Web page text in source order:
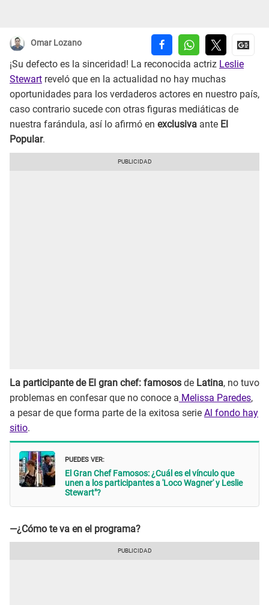
Omar Lozano
¡Su defecto es la sinceridad! La reconocida actriz Leslie
Stewart reveló que en la actualidad no hay muchas
oportunidades para los verdaderos actores en nuestro país,
caso contrario sucede con otras figuras mediáticas de
nuestra farándula, así lo afirmó en exclusiva ante El
Popular.
La participante de El gran chef: famosos de Latina, no tuvo
problemas en confesar que no conoce a Melissa Paredes,
a pesar de que forma parte de la exitosa serie Al fondo hay
sitio.
PUEDES VER:
El Gran Chef Famosos: ¿Cuál es el vínculo que
unen a los participantes a 'Loco Wagner' y Leslie
Stewart"?
—¿Cómo te va en el programa?